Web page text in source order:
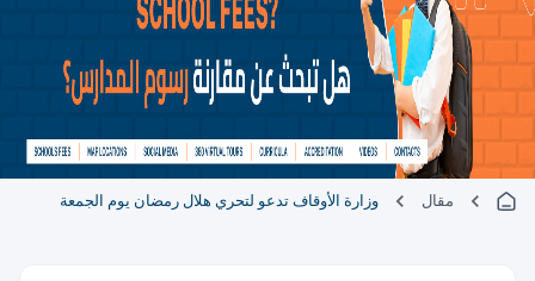
مقال وزارة الأوقاف تدعو لتحري هلال رمضان يوم الجمعة